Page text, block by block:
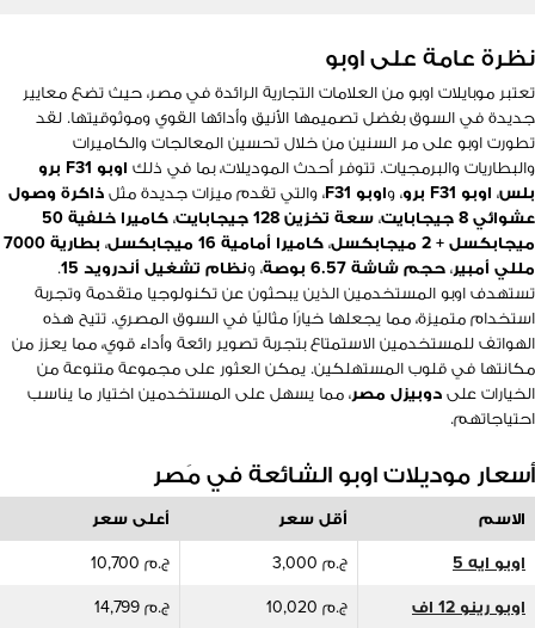
نظرة عامة على اوبو
تعتبر موبايلات اوبو من العلامات التجارية الرائدة في مصر، حيث تضع معايير
جديدة في السوق بفضل تصميمها الأنيق وأدائها القوي وموثوقيتها. لقد
تطورت اوبو على مر السنين من خلال تحسين المعالجات والكاميرات
والبطاريات والبرمجيات. تتوفر أحدث الموديلات، بما في ذلك
اوبو F31 برو
بلس، اوبو F31 برو ، واوبو F31 ، والتي تقدم ميزات جديدة مثل ذاكرة وصول
عشوائي 8 جيجابايت
، سعة تخزين 128 جيجابايت ،
كاميرا خلفية 50
ميجابكسل + 2 ميجابكسل
، كاميرا أمامية 16 ميجابكسل ،
بطارية 7000
مللي أمبير، حجم شاشة 6.57 بوصة ، ونظام تشغيل أندرويد 15
.
تستهدف اوبو المستخدمين الذين يبحثون عن تكنولوجيا متقدمة وتجربة
استخدام متميزة، مما يجعلها خيارًا مثاليًا في السوق المصري. تتيح هذه
الهواتف للمستخدمين الاستمتاع بتجربة تصوير رائعة وأداء قوي، مما يعزز من
مكانتها في قلوب المستهلكين. يمكن العثور على مجموعة متنوعة من
الخيارات على دوبيزل مصر، مما يسهل على المستخدمين اختيار ما يناسب
احتياجاتهم.
أسعار موديلات اوبو الشائعة في مَصر
الاسم أقل سعر
أعلى سعر
اوبو ايه 5
ج.م 3,000
ج.م 10,700
اوبو رينو 12 اف
ج.م 10,020
ج.م 14,799